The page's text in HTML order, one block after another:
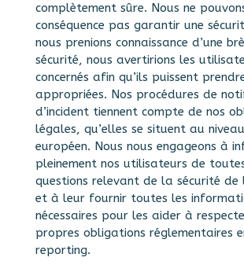
complètement sûre. Nous ne
conséquence pas garantir une
nous prenions connaissance d’une
sécurité, nous avertirions les
concernés afin qu’ils puissent
appropriées. Nos procédures de
d’incident tiennent compte de nos
légales, qu’elles se situent au
européen. Nous nous engageons à
pleinement nos utilisateurs de
questions relevant de la sécurité de
et à leur fournir toutes les
nécessaires pour les aider à
propres obligations réglementaires
reporting.